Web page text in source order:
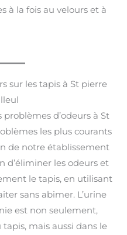
à la fois au velours et à
sur les tapis à St pierre
d’odeurs à St
les plus courants
de notre établissement
d’éliminer les odeurs et
le tapis, en utilisant
sans abimer. L’urine
est non seulement,
mais aussi dans le